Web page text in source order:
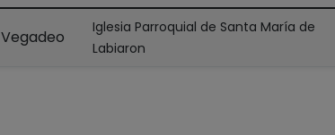
Vegadeo
Iglesia Parroquial de Santa María de
Labiaron